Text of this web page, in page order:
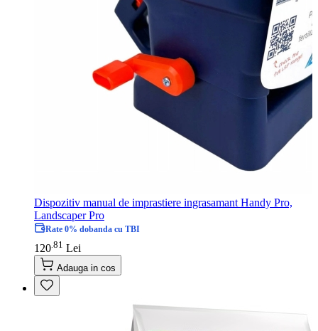
Dispozitiv manual de imprastiere ingrasamant Handy Pro,
Landscaper Pro
Rate 0% dobanda cu TBI
120 81 Lei
Adauga in cos